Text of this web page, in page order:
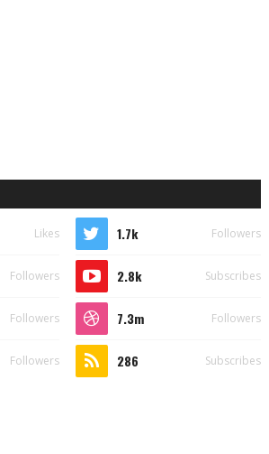
Likes 1.7k Followers
Followers 2.8k Subscribes
Followers 7.3m Followers
Followers 286 Subscribes